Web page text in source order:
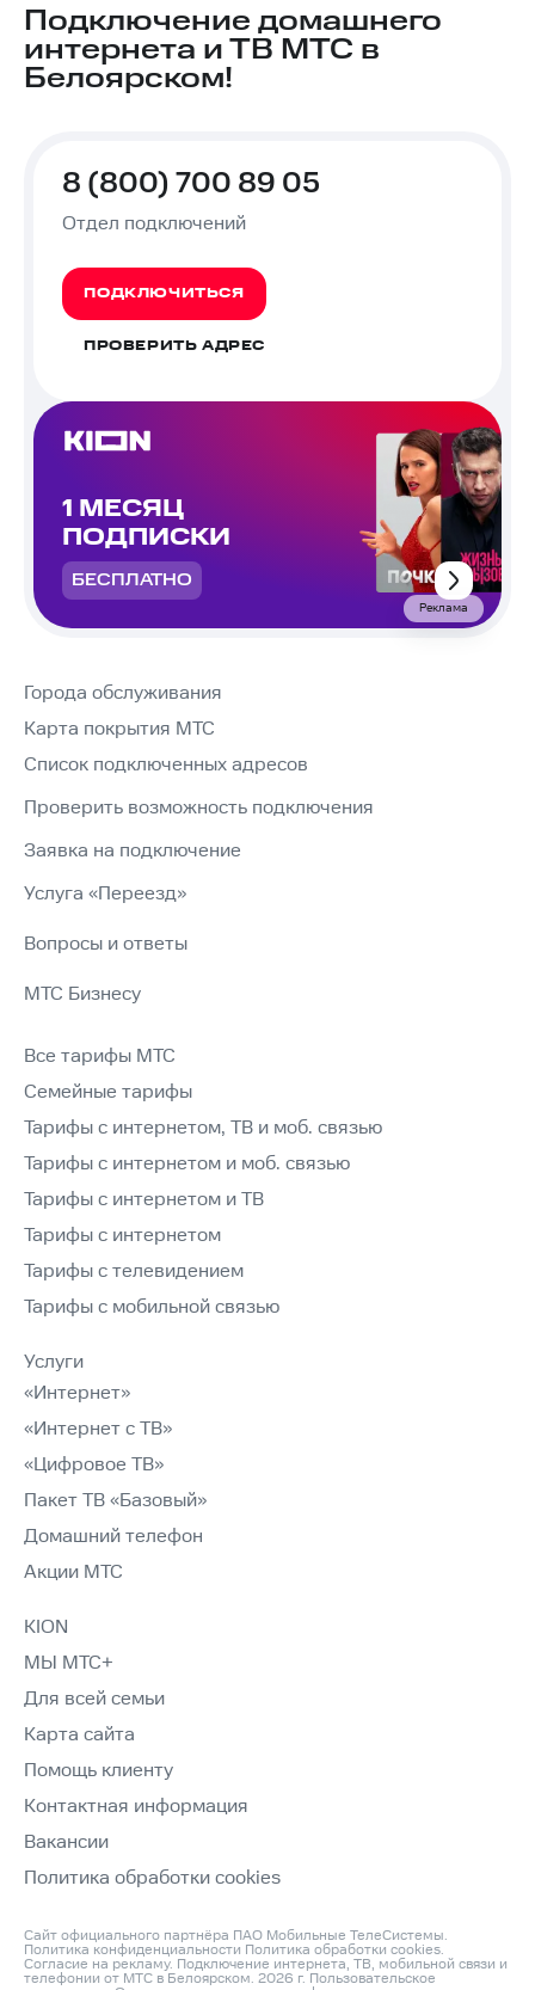
Подключение домашнего
интернета и ТВ МТС в
Белоярском!
8 (800) 700 89 05
Отдел подключений
ПОДКЛЮЧИТЬСЯ
ПРОВЕРИТЬ АДРЕС
1 МЕСЯЦ
ПОДПИСКИ
БЕСПЛАТНО
Реклама
Города обслуживания
Карта покрытия МТС
Список подключенных адресов
Проверить возможность подключения
Заявка на подключение
Услуга «Переезд»
Вопросы и ответы
МТС Бизнесу
Все тарифы МТС
Семейные тарифы
Тарифы с интернетом, ТВ и моб. связью
Тарифы с интернетом и моб. связью
Тарифы с интернетом и ТВ
Тарифы с интернетом
Тарифы с телевидением
Тарифы с мобильной связью
Услуги
«Интернет»
«Интернет с ТВ»
«Цифровое ТВ»
Пакет ТВ «Базовый»
Домашний телефон
Акции МТС
KION
МЫ МТС+
Для всей семьи
Карта сайта
Помощь клиенту
Контактная информация
Вакансии
Политика обработки cookies
Сайт официального партнёра ПАО Мобильные ТелеСистемы.
Политика конфиденциальности Политика обработки cookies.
Согласие на рекламу. Подключение интернета, ТВ, мобильной связи и
телефонии от МТС в Белоярском. 2026 г. Пользовательское